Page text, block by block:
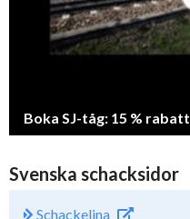
Boka SJ-tåg: 15 % rabatt
Svenska schacksidor
Schackelina